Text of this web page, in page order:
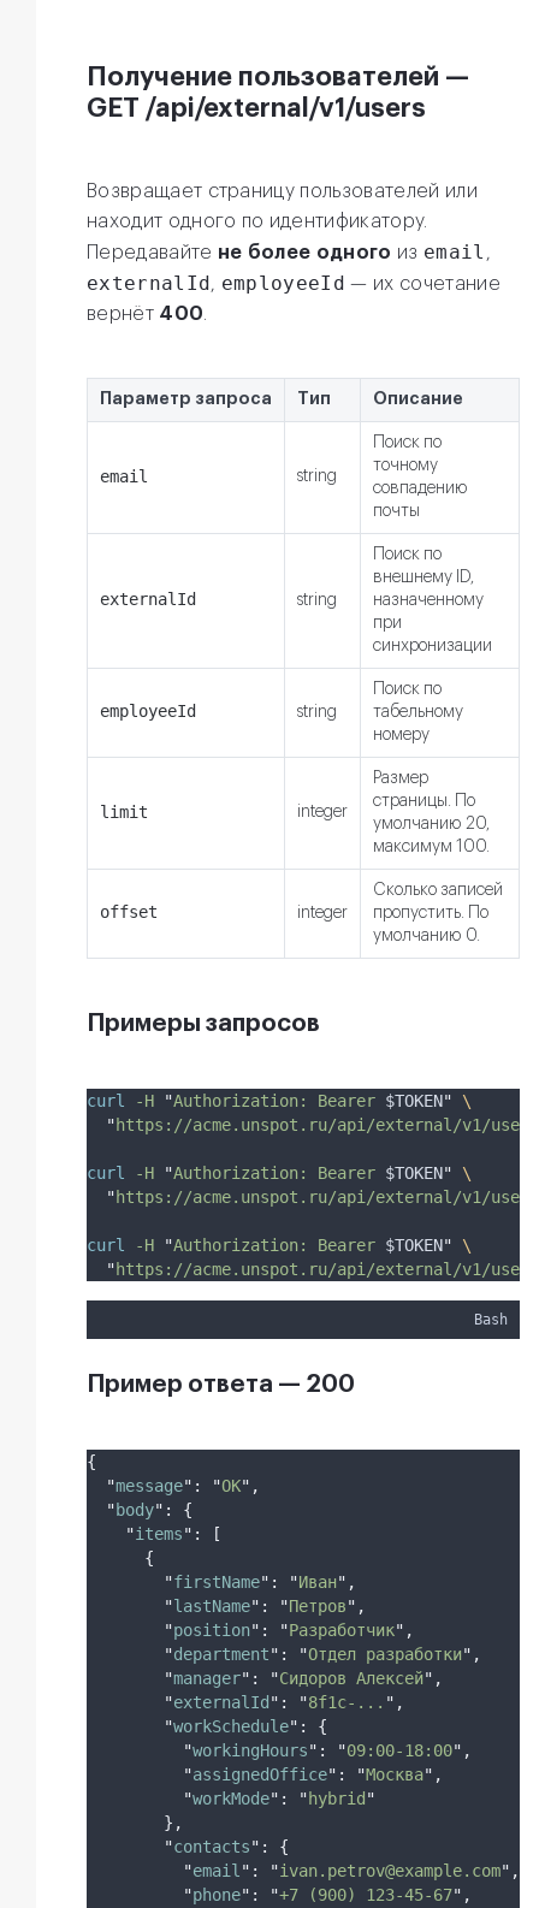
Получение пользователей —
GET /api/external/v1/users
Возвращает страницу пользователей или
находит одного по идентификатору.
Передавайте не более одного из email ,
externalId, employeeId — их сочетание
вернёт 400
Параметр запроса Тип Описание
email string
Поиск по
точному
совпадению
почты
externalId string
Поиск по
внешнему ID,
назначенному
при
синхронизации
employeeId string
Поиск по
табельному
номеру
limit integer
Размер
страницы. По
умолчанию 20,
максимум 100.
offset integer
Сколько записей
пропустить. По
умолчанию 0.
Примеры запросов
curl -H "Authorization: Bearer $TOKEN"
\
"https://acme.unspot.ru/api/external/v1/
curl -H "Authorization: Bearer $TOKEN"
\
"https://acme.unspot.ru/api/external/v1/
curl -H "Authorization: Bearer $TOKEN"
\
"https://acme.unspot.ru/api/external/v1/
Bash
Пример ответа — 200
{
"message" : "OK" ,
"body" :
{
"items" :
[
{
"firstName" : "Иван" ,
"lastName" : "Петров" ,
"position" : "Разработчик" ,
"department" : "Отдел разработки" ,
"manager" : "Сидоров Алексей" ,
"externalId " : "8f1c-... " ,
"workSchedule" :
{
"workingHours" : "09:00-18:00" ,
"assignedOffice" : "Москва" ,
"workMode" : "hybrid "
},
"contacts" :
{
"email " : "ivan.petrov@example.com" ,
"phone" : "+7 (900) 123-45-67" ,